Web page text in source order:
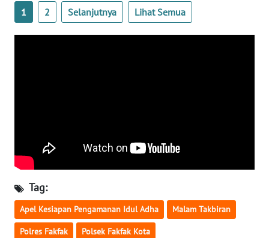
1 2 Selanjutnya Lihat Semua
Tag:
Apel Kesiapan Pengamanan Idul Adha Malam Takbiran
Polres Fakfak Polsek Fakfak Kota
SUMBAR
WN
WN
JATENG
WN
NUSANTARA